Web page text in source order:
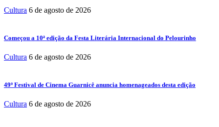
Cultura 6 de agosto de 2026
Começou a 10ª edição da Festa Literária Internacional do Pelourinho
Cultura 6 de agosto de 2026
49º Festival de Cinema Guarnicê anuncia homenageados desta edição
Cultura 6 de agosto de 2026